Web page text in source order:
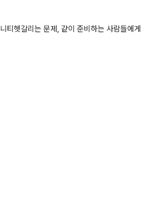
티헷갈리는 문제, 같이 준비하는 사람들에게